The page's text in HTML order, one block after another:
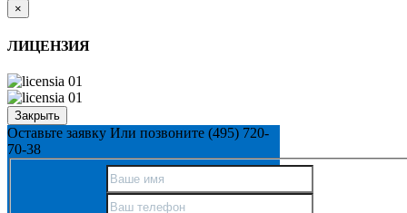
×
ЛИЦЕНЗИЯ
Закрыть
Оставьте заявку Или позвоните (495) 720-
70-38